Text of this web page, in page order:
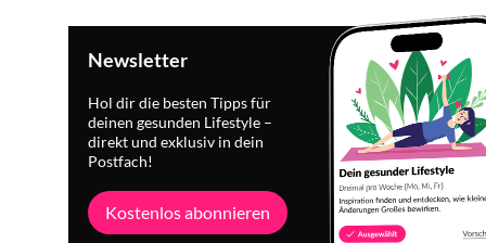
Newsletter
Hol dir die besten Tipps für
deinen gesunden Lifestyle –
direkt und exklusiv in dein
Postfach!
Kostenlos abonnieren